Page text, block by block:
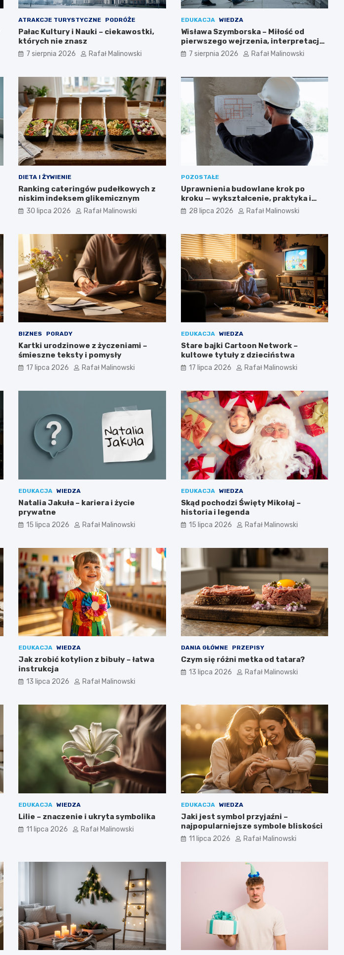
ATRAKCJE TURYSTYCZNE PODRÓŻE
Pałac Kultury i Nauki – ciekawostki,
których nie znasz
7 sierpnia 2026 Rafał Malinowski
EDUKACJA WIEDZA
Wisława Szymborska – Miłość od
pierwszego wejrzenia, interpretacja
wiersza
7 sierpnia 2026 Rafał Malinowski
DIETA I ŻYWIENIE
Ranking cateringów pudełkowych z
niskim indeksem glikemicznym
30 lipca 2026 Rafał Malinowski
POZOSTAŁE
Uprawnienia budowlane krok po
kroku — wykształcenie, praktyka i
egzamin ustny
28 lipca 2026 Rafał Malinowski
BIZNES PORADY
Kartki urodzinowe z życzeniami –
śmieszne teksty i pomysły
17 lipca 2026 Rafał Malinowski
EDUKACJA WIEDZA
Stare bajki Cartoon Network –
kultowe tytuły z dzieciństwa
17 lipca 2026 Rafał Malinowski
EDUKACJA WIEDZA
Natalia Jakuła – kariera i życie
prywatne
15 lipca 2026 Rafał Malinowski
EDUKACJA WIEDZA
Skąd pochodzi Święty Mikołaj –
historia i legenda
15 lipca 2026 Rafał Malinowski
EDUKACJA WIEDZA
Jak zrobić kotylion z bibuły – łatwa
instrukcja
13 lipca 2026 Rafał Malinowski
DANIA GŁÓWNE PRZEPISY
Czym się różni metka od tatara?
13 lipca 2026 Rafał Malinowski
EDUKACJA WIEDZA
Lilie – znaczenie i ukryta symbolika
11 lipca 2026 Rafał Malinowski
EDUKACJA WIEDZA
Jaki jest symbol przyjaźni –
najpopularniejsze symbole bliskości
11 lipca 2026 Rafał Malinowski